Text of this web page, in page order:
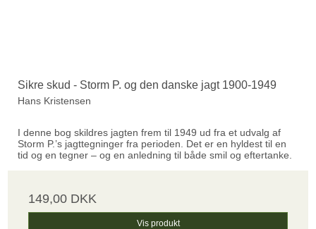
Sikre skud - Storm P. og den danske jagt 1900-1949
Hans Kristensen
I denne bog skildres jagten frem til 1949 ud fra et udvalg af
Storm P.’s jagttegninger fra perioden. Det er en hyldest til en
tid og en tegner – og en anledning til både smil og eftertanke.
149,00 DKK
Vis produkt